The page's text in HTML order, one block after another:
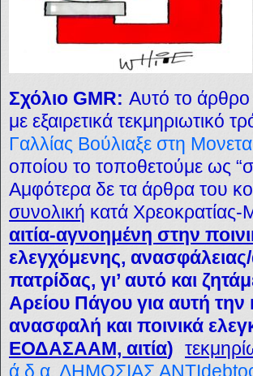
Σχόλιο GMR: Αυτό το
με εξαιρετικά τεκμηριωτικό
Γαλλίας Βούλιαξε στη
οποίου το τοποθετούμε ως
Αμφότερα δε τα άρθρα του
συνολική κατά
αιτία-αγνοημένη στην
ελεγχόμενης,
πατρίδας, γι’ αυτό και
Αρείου Πάγου για αυτή
ανασφαλή και ποινικά
ΕΟΔΑΣΑΑΜ, αιτία)
ά.δ.α. ΔΗΜΟΣΙΑΣ